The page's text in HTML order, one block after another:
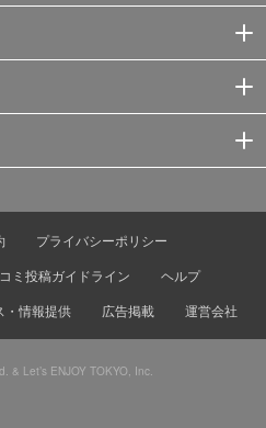
プライバシーポリシー
ミ投稿ガイドライン
ヘルプ
・情報提供 広告掲載 運営会社
& Let’s ENJOY TOKYO, Inc.